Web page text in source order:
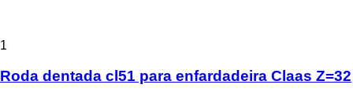
1
Roda dentada cl51 para enfardadeira Claas Z=32